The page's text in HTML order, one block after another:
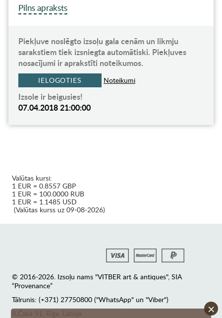
Pilns apraksts
Piekļuve noslēgto izsoļu gala cenām un likmju
sarakstiem tiek izsniegta automātiski. Piekļuves
nosacījumi ir aprakstīti noteikumos.
IELOGOTIES Noteikumi
Izsole ir beigusies!
07.04.2018 21:00:00
×
Valūtas kursi:
1 EUR = 0.8557 GBP
1 EUR = 100.0000 RUB
1 EUR = 1.1485 USD
(Valūtas kurss uz 09-08-2026)
© 2016-2026. Izsoļu nams "VITBER art & antiques", SIA
“Provenance”
Tālrunis: (+371) 27750800 ("WhatsApp" un "Viber")